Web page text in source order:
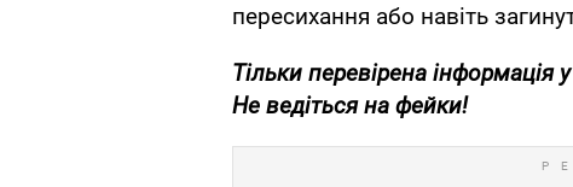
пересихання або навіть
Тільки перевірена інформація
Не ведіться на фейки!